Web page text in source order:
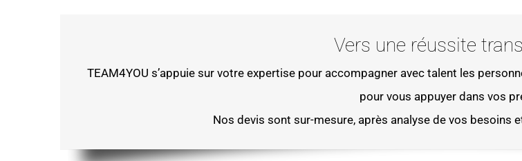
Vers une réussite
TEAM4YOU s’appuie sur votre expertise pour accompagner avec talent les
pour vous appuyer dans vos
Nos devis sont sur-mesure, après analyse de vos besoins